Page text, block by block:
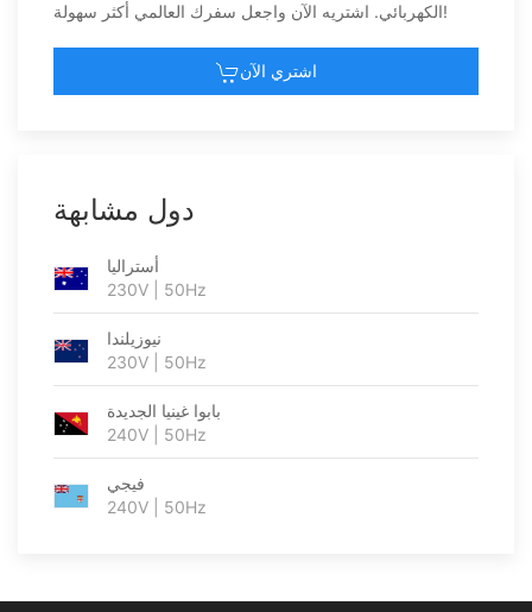
الكهربائي. اشتريه الآن واجعل سفرك العالمي أكثر سهولة!
اشتري الآن
دول مشابهة
أستراليا
230V | 50Hz
نيوزيلندا
230V | 50Hz
بابوا غينيا الجديدة
240V | 50Hz
فيجي
240V | 50Hz